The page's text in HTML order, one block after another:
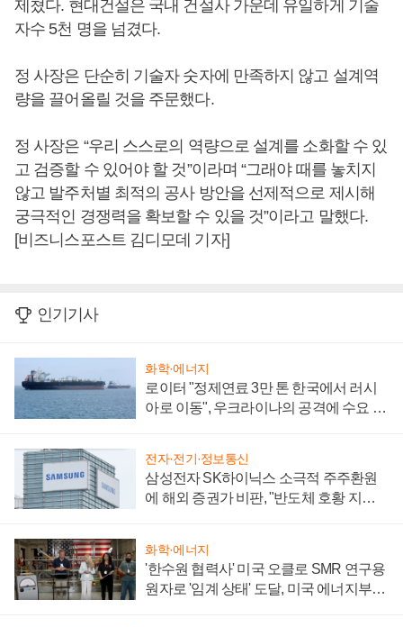
제쳤다. 현대건설은 국내 건설사 가운데 유일하게 기술
자수 5천 명을 넘겼다.
정 사장은 단순히 기술자 숫자에 만족하지 않고 설계역
량을 끌어올릴 것을 주문했다.
정 사장은 “우리 스스로의 역량으로 설계를 소화할 수 있
고 검증할 수 있어야 할 것”이라며 “그래야 때를 놓치지
않고 발주처별 최적의 공사 방안을 선제적으로 제시해
궁극적인 경쟁력을 확보할 수 있을 것”이라고 말했다.
[비즈니스포스트 김디모데 기자]
인기기사
화학·에너지
로이터 "정제연료 3만 톤 한국에서 러시
아로 이동", 우크라이나의 공격에 수요 늘
전자·전기·정보통신
삼성전자 SK하이닉스 소극적 주주환원
에 해외 증권가 비판, "반도체 호황 지속
화학·에너지
'한수원 협력사' 미국 오클로 SMR 연구용
원자로 '임계 상태' 도달, 미국 에너지부